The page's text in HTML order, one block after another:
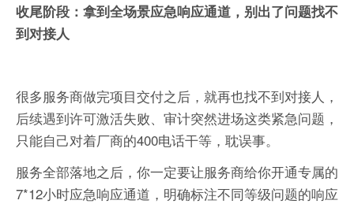
收尾阶段：拿到全场景应急响应通道，别出了问题找不
到对接人
很多服务商做完项目交付之后，就再也找不到对接人，
后续遇到许可激活失败、审计突然进场这类紧急问题，
只能自己对着厂商的400电话干等，耽误事。
服务全部落地之后，你一定要让服务商给你开通专属的
7*12小时应急响应通道，明确标注不同等级问题的响应